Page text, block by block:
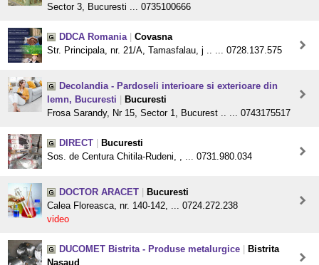
Sector 3, Bucuresti ... 0735100666
DDCA Romania
Covasna
Str. Principala, nr. 21/A, Tamasfalau, j .. ... 0728.137.575
Decolandia - Pardoseli interioare si exterioare din
lemn, Bucuresti
Bucuresti
Frosa Sarandy, Nr 15, Sector 1, Bucurest .. ... 0743175517
DIRECT
Bucuresti
Sos. de Centura Chitila-Rudeni, , ... 0731.980.034
DOCTOR ARACET
Bucuresti
Calea Floreasca, nr. 140-142, ... 0724.272.238
video
DUCOMET Bistrita - Produse metalurgice
Bistrita
Nasaud